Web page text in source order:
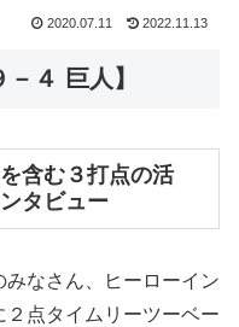
2020.07.11 2022.11.13
４ 巨人】
含む３打点の活
タビュー
なさん、ヒーローイン
点タイムリーツーベー